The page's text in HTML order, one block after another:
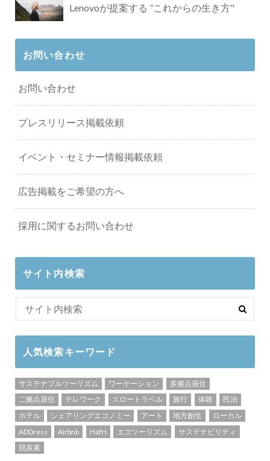
Lenovoが提案する ”これからの生き方"
お問い合わせ
お問い合わせ
プレスリリース掲載依頼
イベント・セミナー情報掲載依頼
広告掲載をご希望の方へ
採用に関するお問い合わせ
サイト内検索
人気検索キーワード
サステナブルツーリズム ワーケーション
多拠点居住
二拠点居住
テレワーク スロートラベル 旅行 体験
民泊
ホテル
シェアリングエコノミー アート 地方創生
ローカル
ADDress
Airbnb HafH エコツーリズム
サステナビリティ
脱炭素